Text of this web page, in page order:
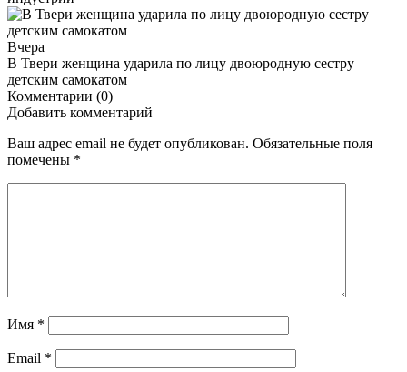
Вчера
В Твери женщина ударила по лицу двоюродную сестру
детским самокатом
Комментарии (0)
Добавить комментарий
Ваш адрес email не будет опубликован. Обязательные поля
помечены *
Имя *
Email *